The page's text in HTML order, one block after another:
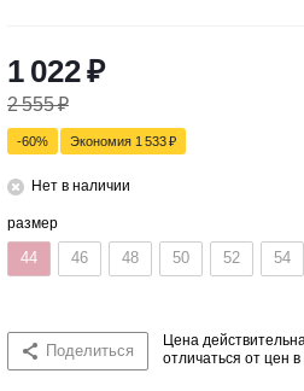
1 022₽
2 555₽
-60% Экономия 1 533₽
Нет в наличии
размер
44 46 48 50 52 54
Поделиться
Цена
отличаться от цен